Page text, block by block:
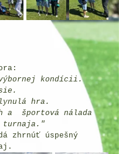
kondícii.
hra.
a  športová nálada
turnaja."
zhrnúť úspešný